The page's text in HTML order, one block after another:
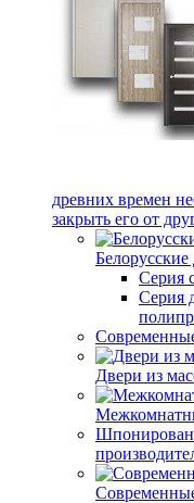
древних времен
закрыть его от
Серия
Серия
Двери из